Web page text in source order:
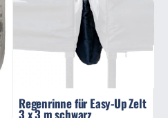
Regenrinne für Easy-Up Zelt
3 x 3 m schwarz